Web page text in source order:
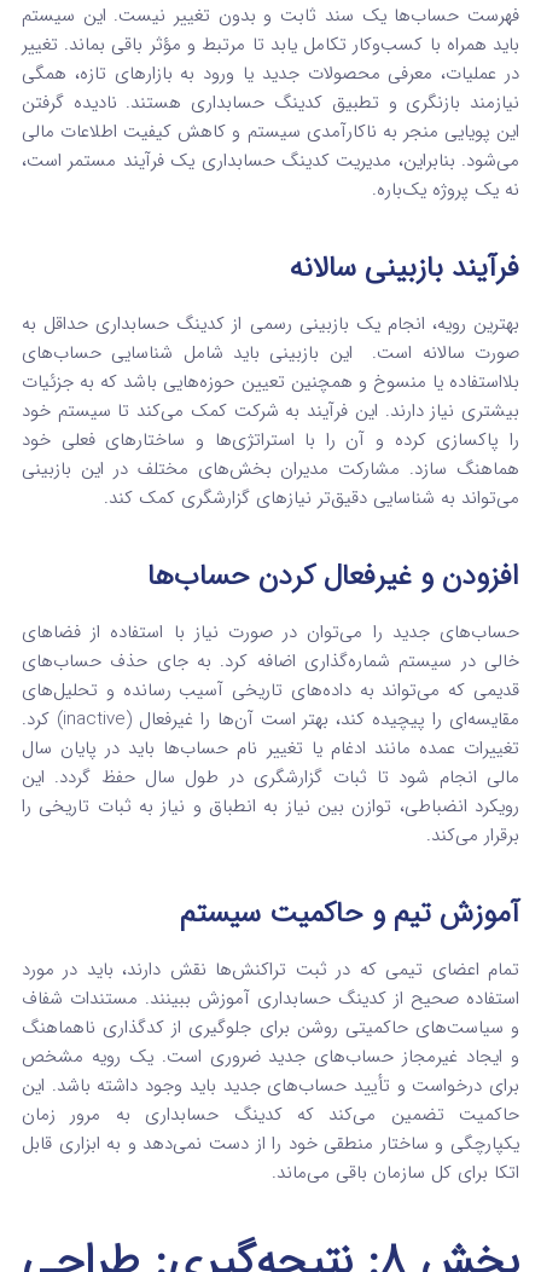
فهرست حساب‌ها یک سند ثابت و بدون تغییر نیست. این سیستم
باید همراه با کسب‌وکار تکامل یابد تا مرتبط و مؤثر باقی بماند. تغییر
در عملیات، معرفی محصولات جدید یا ورود به بازارهای تازه، همگی
نیازمند بازنگری و تطبیق کدینگ حسابداری هستند. نادیده گرفتن
این پویایی منجر به ناکارآمدی سیستم و کاهش کیفیت اطلاعات مالی
می‌شود. بنابراین، مدیریت کدینگ حسابداری یک فرآیند مستمر است،
نه یک پروژه یک‌باره.
فرآیند بازبینی سالانه
بهترین رویه، انجام یک بازبینی رسمی از کدینگ حسابداری حداقل به
صورت سالانه است.
این بازبینی باید شامل شناسایی حساب‌های
بلااستفاده یا منسوخ و همچنین تعیین حوزه‌هایی باشد که به جزئیات
بیشتری نیاز دارند. این فرآیند به شرکت کمک می‌کند تا سیستم خود
را پاکسازی کرده و آن را با استراتژی‌ها و ساختارهای فعلی خود
هماهنگ سازد. مشارکت مدیران بخش‌های مختلف در این بازبینی
می‌تواند به شناسایی دقیق‌تر نیازهای گزارشگری کمک کند.
افزودن و غیرفعال کردن حساب‌ها
حساب‌های جدید را می‌توان در صورت نیاز با استفاده از فضاهای
خالی در سیستم شماره‌گذاری اضافه کرد. به جای حذف حساب‌های
قدیمی که می‌تواند به داده‌های تاریخی آسیب رسانده و تحلیل‌های
مقایسه‌ای را پیچیده کند، بهتر است آن‌ها را غیرفعال (inactive) کرد.
تغییرات عمده مانند ادغام یا تغییر نام حساب‌ها باید در پایان سال
مالی انجام شود تا ثبات گزارشگری در طول سال حفظ گردد. این
رویکرد انضباطی، توازن بین نیاز به انطباق و نیاز به ثبات تاریخی را
برقرار می‌کند.
آموزش تیم و حاکمیت سیستم
تمام اعضای تیمی که در ثبت تراکنش‌ها نقش دارند، باید در مورد
استفاده صحیح از کدینگ حسابداری آموزش ببینند. مستندات شفاف
و سیاست‌های حاکمیتی روشن برای جلوگیری از کدگذاری ناهماهنگ
و ایجاد غیرمجاز حساب‌های جدید ضروری است. یک رویه مشخص
برای درخواست و تأیید حساب‌های جدید باید وجود داشته باشد. این
حاکمیت تضمین می‌کند که کدینگ حسابداری به مرور زمان
یکپارچگی و ساختار منطقی خود را از دست نمی‌دهد و به ابزاری قابل
اتکا برای کل سازمان باقی می‌ماند.